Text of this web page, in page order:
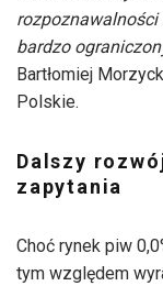
rozpoznawalności
bardzo
Bartłomiej
Polskie.
Dalszy
zapytania
Choć rynek piw
tym względem